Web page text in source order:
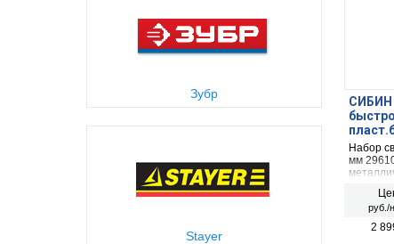
Зубр
Stayer
СИБИН
Набор
мм
чугуна,
руб./
2